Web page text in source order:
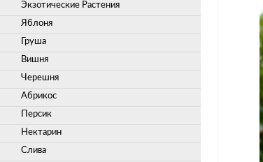
Экзотические Растения
Яблоня
Груша
Вишня
Черешня
Абрикос
Персик
Нектарин
Слива